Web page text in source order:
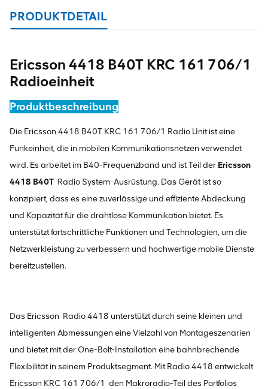
PRODUKTDETAIL
Ericsson 4418 B40T KRC 161 706/1
Radioeinheit
Produktbeschreibung
Die Ericsson 4418 B40T KRC 161 706/1 Radio Unit ist eine
Funkeinheit, die in mobilen Kommunikationsnetzen verwendet
wird. Es arbeitet im B40-Frequenzband und ist Teil der Ericsson
4418 B40T Radio System-Ausrüstung. Das Gerät ist so
konzipiert, dass es eine zuverlässige und effiziente Abdeckung
und Kapazität für die drahtlose Kommunikation bietet. Es
unterstützt fortschrittliche Funktionen und Technologien, um die
Netzwerkleistung zu verbessern und hochwertige mobile Dienste
bereitzustellen.
Das Ericsson Radio 4418 unterstützt durch seine kleinen und
intelligenten Abmessungen eine Vielzahl von Montageszenarien
und bietet mit der One-Bolt-Installation eine bahnbrechende
Flexibilität in seinem Produktsegment. Mit Radio 4418 entwickelt
Ericsson KRC 161 706/1 den Makroradio-Teil des Portfolios